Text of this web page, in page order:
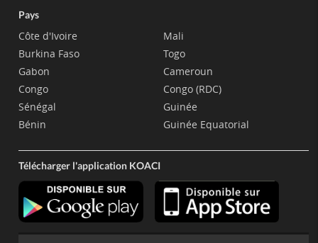
Pays
Côte d'Ivoire
Burkina Faso
Gabon
Congo
Sénégal
Bénin
Mali
Togo
Cameroun
Congo (RDC)
Guinée
Guinée Equatorial
Télécharger l'application KOACI